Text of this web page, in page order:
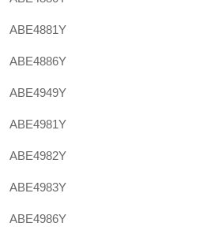
ABE4881Y
ABE4886Y
ABE4949Y
ABE4981Y
ABE4982Y
ABE4983Y
ABE4986Y